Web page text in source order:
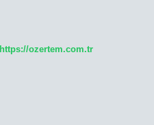
https://ozertem.com.tr